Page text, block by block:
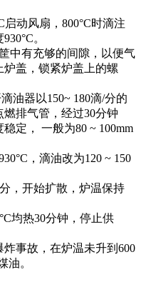
启动风扇，800°C时滴注
。
中有充够的间隙，以便气
盖，锁紧炉盖上的螺
油器以150~ 180滴/分的
排气管，经过30分钟
定， 一般为80 ~ 100mm
，滴油改为120 ~ 150
，开始扩散，炉温保持
均热30分钟，停止供
事故，在炉温未升到600
油。